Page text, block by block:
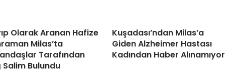
Olarak Aranan Hafize
Milas’ta
Tarafından
Salim Bulundu
Kuşadası’ndan Milas’a
Giden Alzheimer Hastası
Kadından Haber Alınamıyor